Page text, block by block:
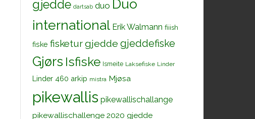
gjedde dartsab duo Duo
international Erik Walmann fiiish
fiske fisketurgjedde gjeddefiske
Gjørs Isfiske Ismeite Laksefiske Linder
Linder 460 arkip mistra Mjøsa
pikewallis pikewallischallange
pikewallischallenge 2020 gjedde